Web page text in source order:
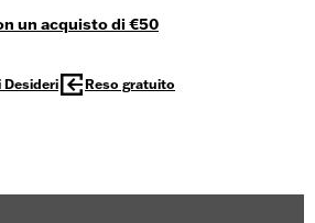
un acquisto di €50
Desideri Reso gratuito